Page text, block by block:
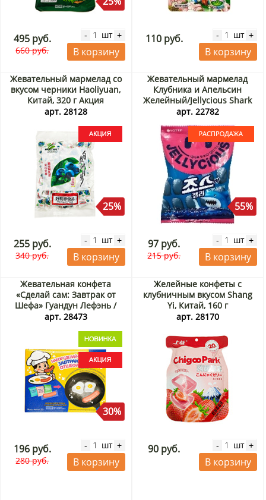
495 руб.
660 руб.
- шт +
В корзину
110 руб. - шт +
В корзину
Жевательный мармелад со
вкусом черники Haoliyuan,
Китай, 320 г Акция
арт. 28128
25%
255 руб.
340 руб.
- шт +
В корзину
Жевательный мармелад
Клубника и Апельсин
Желейный/Jellycious Shark
Lotte, Корея, 70 г. Срок до
арт. 22782
55%
97 руб.
215 руб.
- шт +
В корзину
Жевательная конфета
«Сделай сам: Завтрак от
Шефа» Гуандун Лефэнь /
Guandong Lefen, Китай, 32 г
арт. 28473
30%
196 руб.
280 руб.
- шт +
В корзину
Желейные конфеты с
клубничным вкусом Shang
Yi, Китай, 160 г
арт. 28170
90 руб. - шт +
В корзину